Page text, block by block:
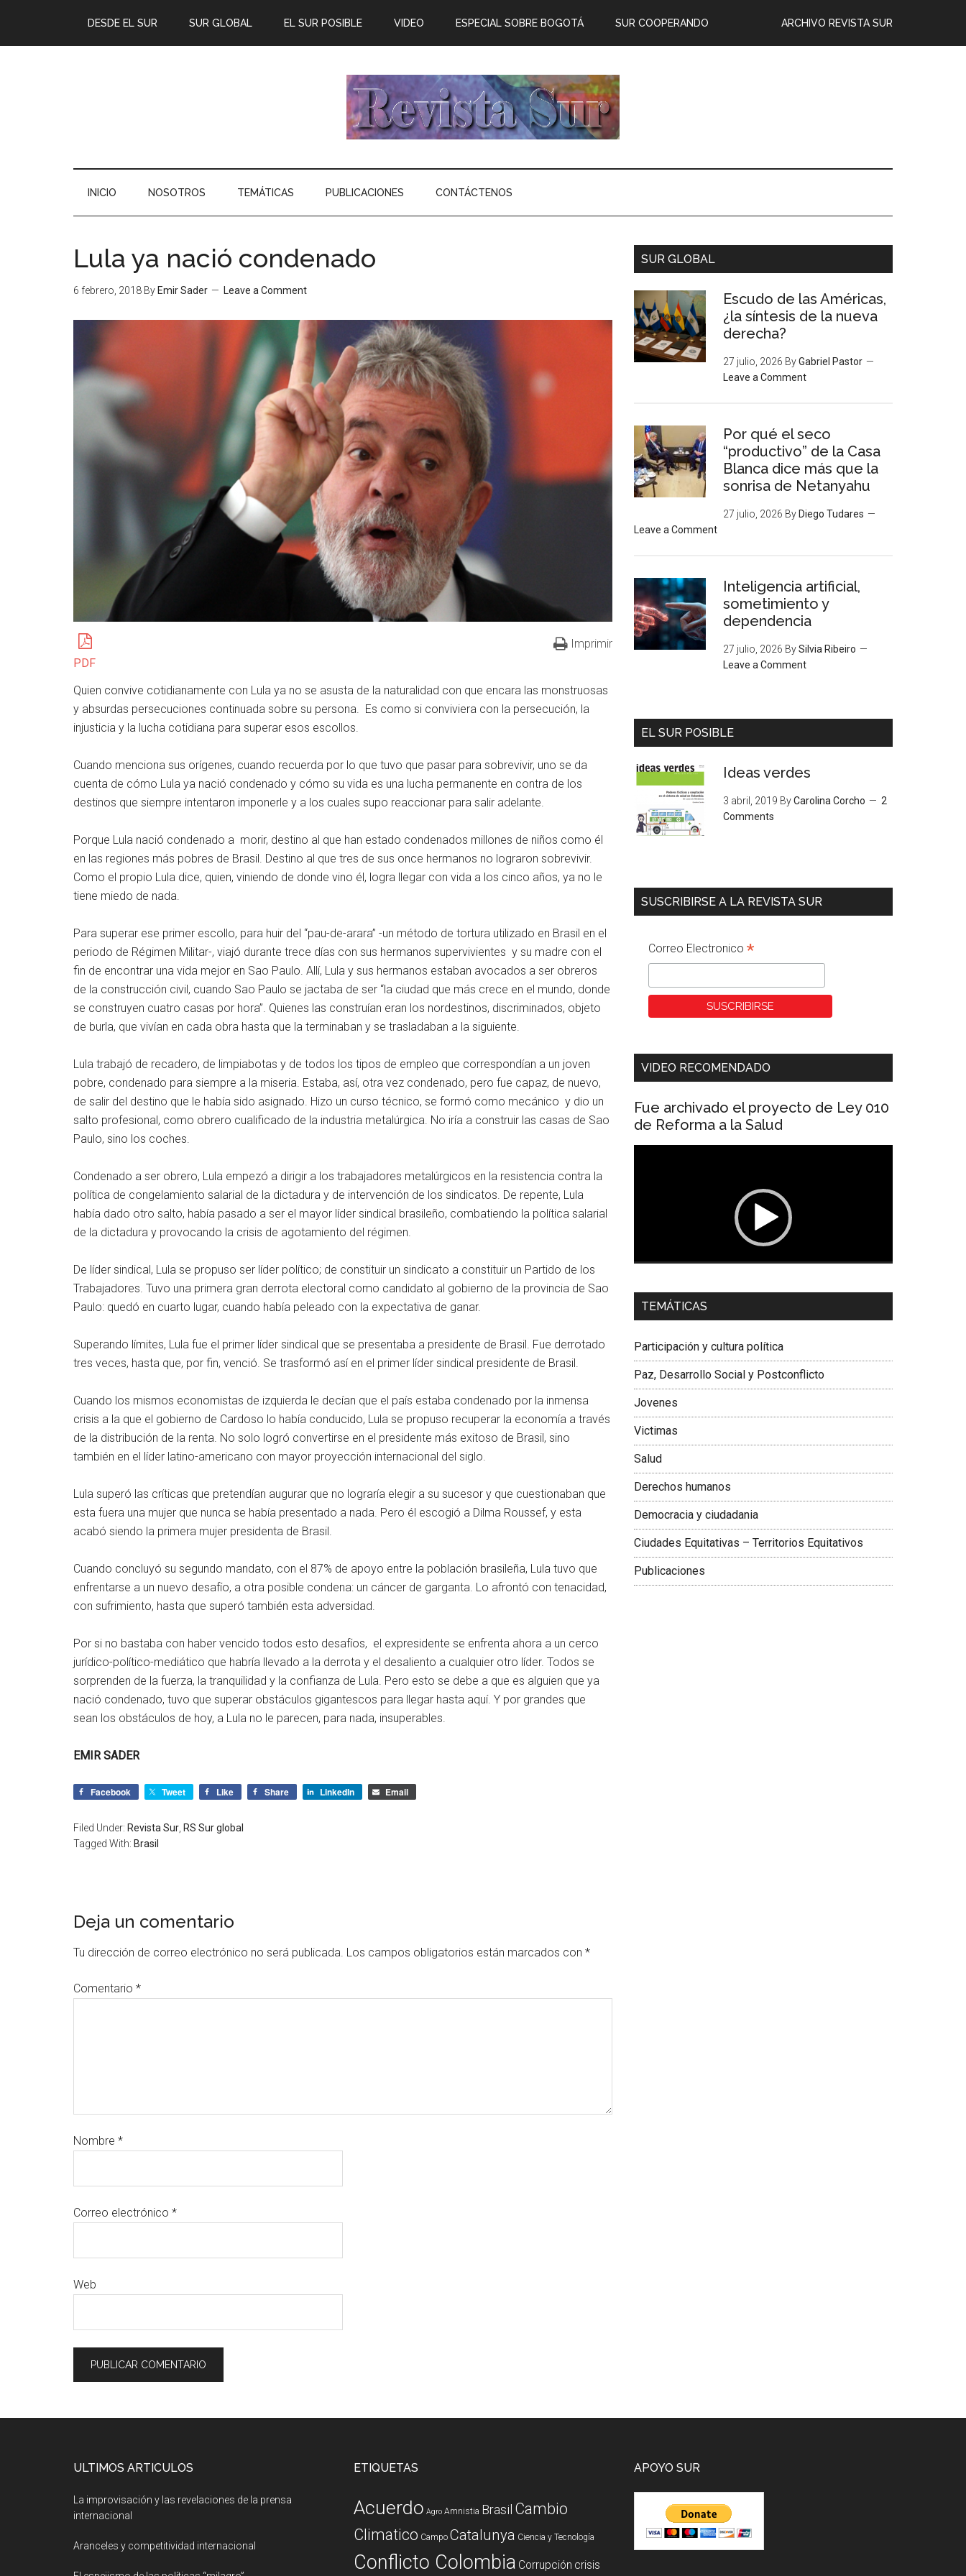
DESDE EL SUR SUR GLOBAL EL SUR POSIBLE ARCHIVO REVISTA SUR
VIDEO ESPECIAL SOBRE BOGOTÁ SUR COOPERANDO
INICIO NOSOTROS TEMÁTICAS PUBLICACIONES CONTÁCTENOS
Lula ya nació condenado
6 febrero, 2018 By Emir Sader Leave a Comment
PDF
Imprimir
Quien convive cotidianamente con Lula ya no se asusta de la naturalidad con que encara las monstruosas
y absurdas persecuciones continuada sobre su persona. Es como si conviviera con la persecución, la
injusticia y la lucha cotidiana para superar esos escollos.
Cuando menciona sus orígenes, cuando recuerda por lo que tuvo que pasar para sobrevivir, uno se da
cuenta de cómo Lula ya nació condenado y cómo su vida es una lucha permanente en contra de los
destinos que siempre intentaron imponerle y a los cuales supo reaccionar para salir adelante.
Porque Lula nació condenado a morir, destino al que han estado condenados millones de niños como él
en las regiones más pobres de Brasil. Destino al que tres de sus once hermanos no lograron sobrevivir.
Como el propio Lula dice, quien, viniendo de donde vino él, logra llegar con vida a los cinco años, ya no le
tiene miedo de nada.
Para superar ese primer escollo, para huir del “pau-de-arara” -un método de tortura utilizado en Brasil en el
periodo de Régimen Militar-, viajó durante trece días con sus hermanos supervivientes y su madre con el
fin de encontrar una vida mejor en Sao Paulo. Allí, Lula y sus hermanos estaban avocados a ser obreros
de la construcción civil, cuando Sao Paulo se jactaba de ser “la ciudad que más crece en el mundo, donde
se construyen cuatro casas por hora”. Quienes las construían eran los nordestinos, discriminados, objeto
de burla, que vivían en cada obra hasta que la terminaban y se trasladaban a la siguiente.
Lula trabajó de recadero, de limpiabotas y de todos los tipos de empleo que correspondían a un joven
pobre, condenado para siempre a la miseria. Estaba, así, otra vez condenado, pero fue capaz, de nuevo,
de salir del destino que le había sido asignado. Hizo un curso técnico, se formó como mecánico y dio un
salto profesional, como obrero cualificado de la industria metalúrgica. No iría a construir las casas de Sao
Paulo, sino los coches.
Condenado a ser obrero, Lula empezó a dirigir a los trabajadores metalúrgicos en la resistencia contra la
política de congelamiento salarial de la dictadura y de intervención de los sindicatos. De repente, Lula
había dado otro salto, había pasado a ser el mayor líder sindical brasileño, combatiendo la política salarial
de la dictadura y provocando la crisis de agotamiento del régimen.
De líder sindical, Lula se propuso ser líder político; de constituir un sindicato a constituir un Partido de los
Trabajadores. Tuvo una primera gran derrota electoral como candidato al gobierno de la provincia de Sao
Paulo: quedó en cuarto lugar, cuando había peleado con la expectativa de ganar.
Superando límites, Lula fue el primer líder sindical que se presentaba a presidente de Brasil. Fue derrotado
tres veces, hasta que, por fin, venció. Se trasformó así en el primer líder sindical presidente de Brasil.
Cuando los mismos economistas de izquierda le decían que el país estaba condenado por la inmensa
crisis a la que el gobierno de Cardoso lo había conducido, Lula se propuso recuperar la economía a través
de la distribución de la renta. No solo logró convertirse en el presidente más exitoso de Brasil, sino
también en el líder latino-americano con mayor proyección internacional del siglo.
Lula superó las críticas que pretendían augurar que no lograría elegir a su sucesor y que cuestionaban que
esta fuera una mujer que nunca se había presentado a nada. Pero él escogió a Dilma Roussef, y esta
acabó siendo la primera mujer presidenta de Brasil.
Cuando concluyó su segundo mandato, con el 87% de apoyo entre la población brasileña, Lula tuvo que
enfrentarse a un nuevo desafío, a otra posible condena: un cáncer de garganta. Lo afrontó con tenacidad,
con sufrimiento, hasta que superó también esta adversidad.
Por si no bastaba con haber vencido todos esto desafíos, el expresidente se enfrenta ahora a un cerco
jurídico-político-mediático que habría llevado a la derrota y el desaliento a cualquier otro líder. Todos se
sorprenden de la fuerza, la tranquilidad y la confianza de Lula. Pero esto se debe a que es alguien que ya
nació condenado, tuvo que superar obstáculos gigantescos para llegar hasta aquí. Y por grandes que
sean los obstáculos de hoy, a Lula no le parecen, para nada, insuperables.
EMIR SADER
Facebook Tweet Like Share LinkedIn Email
Filed Under: Revista Sur RS Sur global
Tagged With: Brasil
Deja un comentario
Tu dirección de correo electrónico no será publicada. Los campos obligatorios están marcados con *
Comentario *
Nombre *
Correo electrónico *
Web
SUR GLOBAL
Escudo de las Américas,
¿la síntesis de la nueva
derecha?
27 julio, 2026 ByGabriel Pastor
Leave a Comment
Por qué el seco
“productivo” de la Casa
Blanca dice más que la
sonrisa de Netanyahu
27 julio, 2026 By Diego Tudares
Leave a Comment
Inteligencia artificial,
sometimiento y
dependencia
27 julio, 2026 BySilvia Ribeiro
Leave a Comment
EL SUR POSIBLE
Ideas verdes
3 abril, 2019 ByCarolina Corcho
2
Comments
SUSCRIBIRSE A LA REVISTA SUR
Correo Electronico *
VIDEO RECOMENDADO
Fue archivado el proyecto de Ley 010
de Reforma a la Salud
Dra. Carolina Corcho Mejía,
Latinoamericana Sur, Vicepresidenta Federación
TEMÁTICAS
Participación y cultura política
Paz, Desarrollo Social y Postconflicto
Jovenes
Victimas
Salud
Derechos humanos
Democracia y ciudadania
Ciudades Equitativas – Territorios Equitativos
Publicaciones
ULTIMOS ARTICULOS
La improvisación y las revelaciones de la prensa
internacional
Aranceles y competitividad internacional
ETIQUETAS
Acuerdo Agro Amnistia Brasil Cambio
Climatico Campo Catalunya Ciencia y Tecnología
Conflicto Colombia Corrupción crisis
APOYO SUR